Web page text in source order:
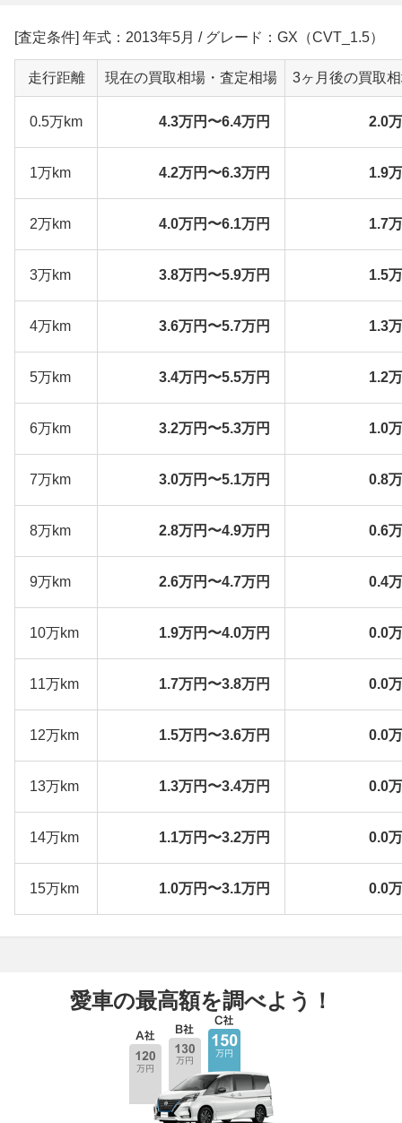
[査定条件] 年式：2013年5月 / グレード：GX（CVT_1.5）
走行距離 現在の買取相場・査定相場 3ヶ月後の買取
0.5万km 4.3万円〜6.4万円 2.0
1万km 4.2万円〜6.3万円 1.9
2万km 4.0万円〜6.1万円 1.7
3万km 3.8万円〜5.9万円 1.5
4万km 3.6万円〜5.7万円 1.3
5万km 3.4万円〜5.5万円 1.2
6万km 3.2万円〜5.3万円 1.0
7万km 3.0万円〜5.1万円 0.8
8万km 2.8万円〜4.9万円 0.6
9万km 2.6万円〜4.7万円 0.4
10万km 1.9万円〜4.0万円 0.0
11万km 1.7万円〜3.8万円 0.0
12万km 1.5万円〜3.6万円 0.0
13万km 1.3万円〜3.4万円 0.0
14万km 1.1万円〜3.2万円 0.0
15万km 1.0万円〜3.1万円 0.0
愛車の最高額を調べよう！